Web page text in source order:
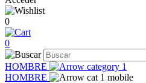
0
0
HOMBRE
HOMBRE